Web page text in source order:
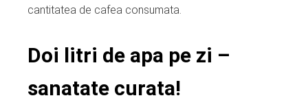
cantitatea de cafea consumata.
Doi litri de apa pe zi –
sanatate curata!